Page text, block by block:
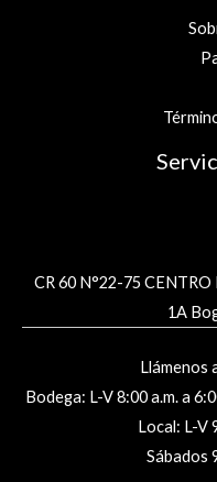
CR 60 N°22-75
1A
Llámenos
Bodega: L-V 8:00 a.m. a
Local: L-V
Sábados